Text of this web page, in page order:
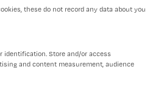
en helpen
these do not record any data about you
identification. Store and/or access
and content measurement, audience